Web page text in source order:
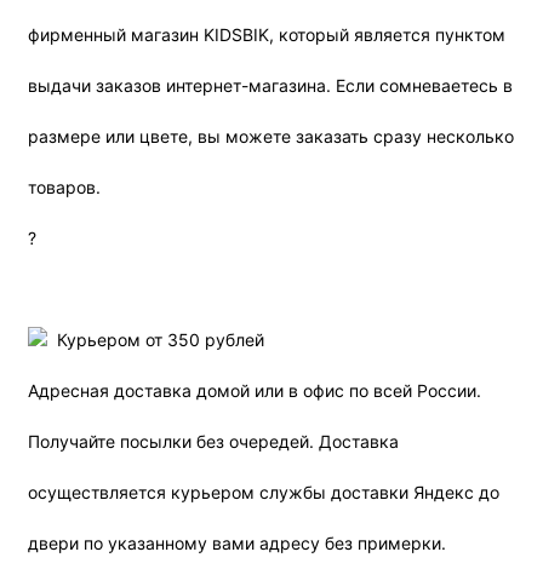
фирменный магазин KIDSBIK, который является пунктом
выдачи заказов интернет-магазина. Если сомневаетесь в
размере или цвете, вы можете заказать сразу несколько
товаров.
?
Курьером от 350 рублей
Адресная доставка домой или в офис по всей России.
Получайте посылки без очередей. Доставка
осуществляется курьером службы доставки Яндекс до
двери по указанному вами адресу без примерки.